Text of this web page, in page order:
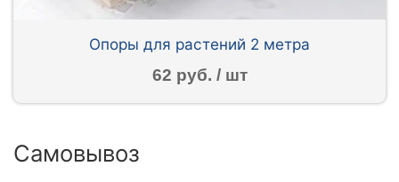
Опоры для растений 2 метра
62 руб. / шт
Самовывоз